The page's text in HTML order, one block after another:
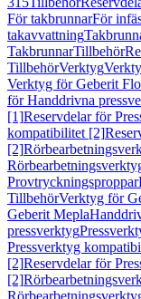
För takbrunnarFör
takavvattning
TakbrunnarTillbehör
TillbehörVerktyg
Verktyg för Geberit
för Handdrivna
[1]Reservdelar för
kompatibilitet [2]
[2]
Provtryckningsproppar
TillbehörVerktyg för
Geberit Mepla
pressverktyg
Pressverktyg
[2]Reservdelar för
[2]